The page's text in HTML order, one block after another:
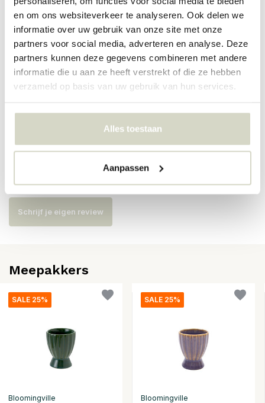
en om ons websiteverkeer te analyseren. Ook delen we
informatie over uw gebruik van onze site met onze
partners voor social media, adverteren en analyse. Deze
partners kunnen deze gegevens combineren met andere
informatie die u aan ze heeft verstrekt of die ze hebben
verzameld op basis van uw gebruik van hun services.
Alles toestaan
Aanpassen
PRODUCTSPECIFICATIES
Artikelnummer 82061928
82061928
Reviews
Er zijn nog geen reviews geschreven over dit product..
Schrijf je eigen review
Meepakkers
SALE 25%
Bloomingville
SALE 25%
Bloomingville